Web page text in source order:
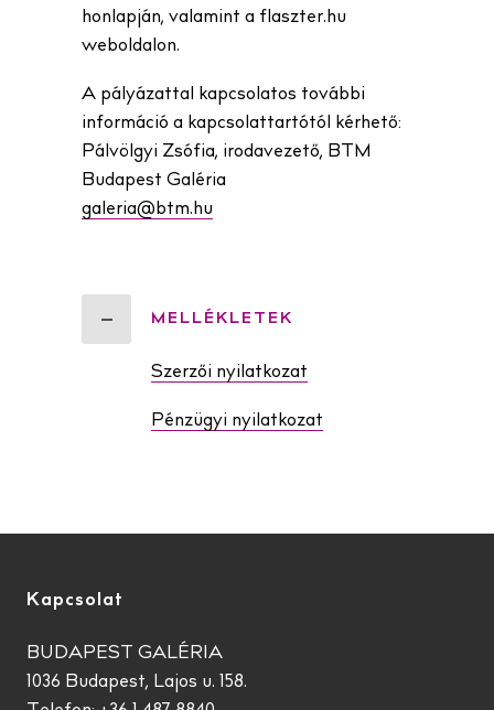
honlapján, valamint a flaszter.hu
weboldalon.
A pályázattal kapcsolatos további
információ a kapcsolattartótól kérhető:
Pálvölgyi Zsófia, irodavezető, BTM
Budapest Galéria
galeria@btm.hu
MELLÉKLETEK
Szerzői nyilatkozat
Pénzügyi nyilatkozat
Kapcsolat
BUDAPEST GALÉRIA
1036 Budapest, Lajos u. 158.